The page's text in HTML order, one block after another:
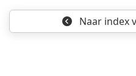
Naar index